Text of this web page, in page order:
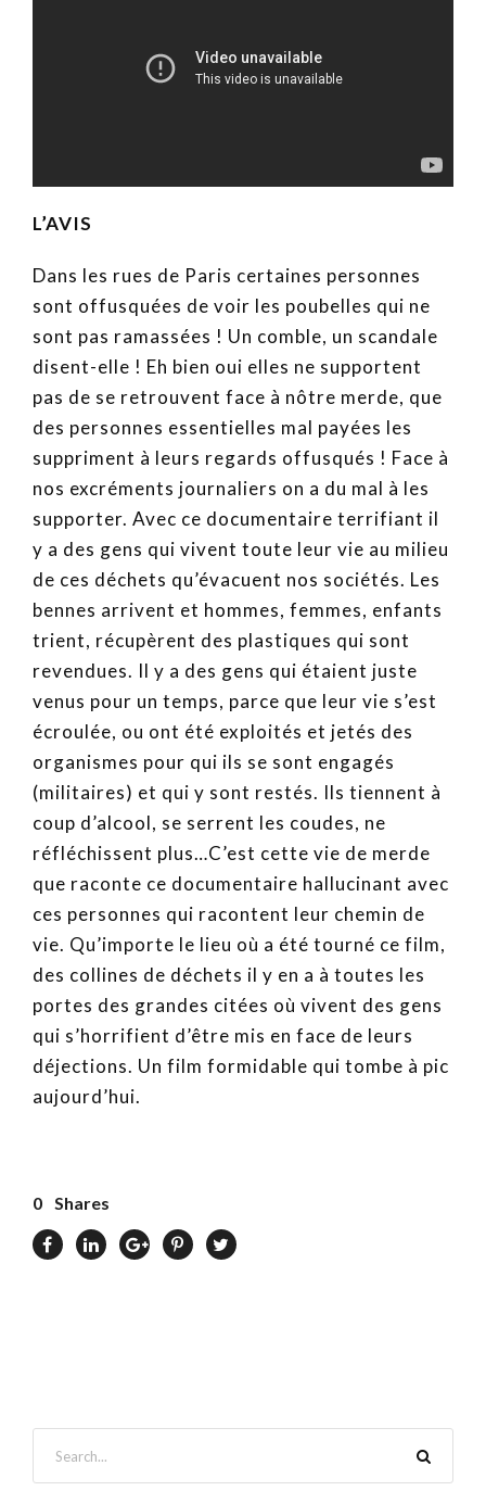
L’AVIS
Dans les rues de Paris certaines personnes
sont offusquées de voir les poubelles qui ne
sont pas ramassées ! Un comble, un scandale
disent-elle ! Eh bien oui elles ne supportent
pas de se retrouvent face à nôtre merde, que
des personnes essentielles mal payées les
suppriment à leurs regards offusqués ! Face à
nos excréments journaliers on a du mal à les
supporter. Avec ce documentaire terrifiant il
y a des gens qui vivent toute leur vie au milieu
de ces déchets qu’évacuent nos sociétés. Les
bennes arrivent et hommes, femmes, enfants
trient, récupèrent des plastiques qui sont
revendues. Il y a des gens qui étaient juste
venus pour un temps, parce que leur vie s’est
écroulée, ou ont été exploités et jetés des
organismes pour qui ils se sont engagés
(militaires) et qui y sont restés. Ils tiennent à
coup d’alcool, se serrent les coudes, ne
réfléchissent plus…C’est cette vie de merde
que raconte ce documentaire hallucinant avec
ces personnes qui racontent leur chemin de
vie. Qu’importe le lieu où a été tourné ce film,
des collines de déchets il y en a à toutes les
portes des grandes citées où vivent des gens
qui s’horrifient d’être mis en face de leurs
déjections. Un film formidable qui tombe à pic
aujourd’hui.
0 Shares